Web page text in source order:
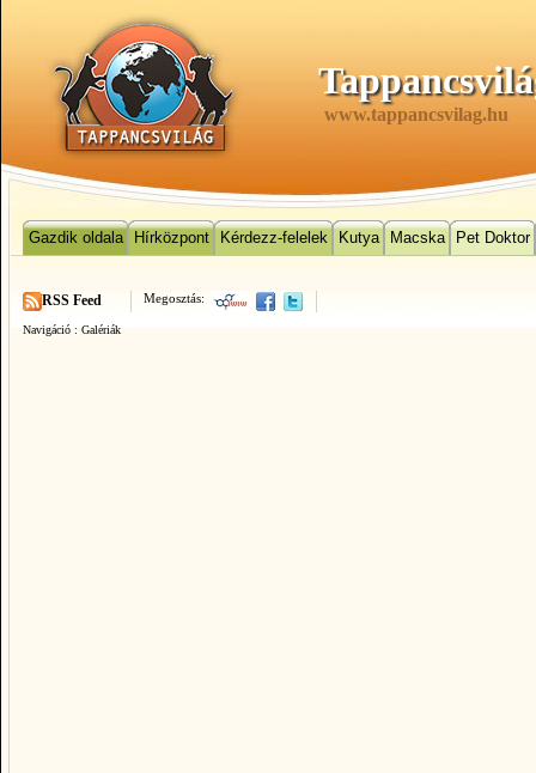
www.tappancsvilag.hu
Gazdik oldala Hírközpont Kérdezz-felelek Kutya Macska Pet Doktor
Megosztás:
RSS Feed
Navigáció : Galériák